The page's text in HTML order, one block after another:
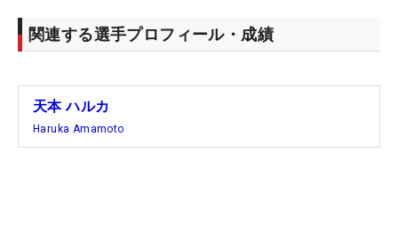
関連する選手プロフィール・成績
天本 ハルカ
Haruka Amamoto